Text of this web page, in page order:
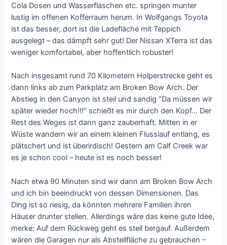
Cola Dosen und Wasserflaschen etc. springen munter
lustig im offenen Kofferraum herum. In Wolfgangs Toyota
ist das besser, dort ist die Ladefläche mit Teppich
ausgelegt – das dämpft sehr gut! Der Nissan XTerra ist das
weniger komfortabel, aber hoffentlich robuster!
Nach insgesamt rund 70 Kilometern Holperstrecke geht es
dann links ab zum Parkplatz am Broken Bow Arch. Der
Abstieg in den Canyon ist steil und sandig “Da müssen wir
später wieder hoch!!!” schießt es mir durch den Kopf… Der
Rest des Weges ist dann ganz zauberhaft. Mitten in er
Wüste wandern wir an einem kleinen Flusslauf entlang, es
plätschert und ist überirdisch! Gestern am Calf Creek war
es je schon cool – heute ist es noch besser!
Nach etwa 90 Minuten sind wir dann am Broken Bow Arch
und ich bin beeindruckt von dessen Dimensionen. Das
Ding ist so riesig, da könnten mehrere Familien ihren
Häuser drunter stellen. Allerdings wäre das keine gute Idee,
merke: Auf dem Rückweg geht es steil bergauf. Außerdem
wären die Garagen nur als Abstellfläche zu gebrauchen –